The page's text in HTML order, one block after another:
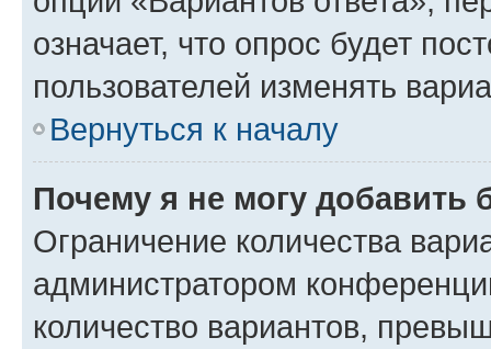
означает, что опрос будет
пользователей изменять
Вернуться к началу
Почему я не могу добавить
Ограничение количества
администратором
количество вариантов,